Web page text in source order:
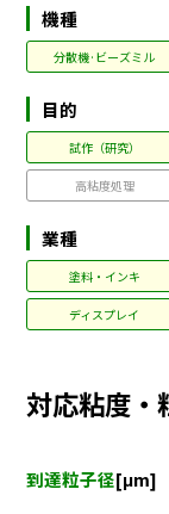
機種
分散機·ビーズミル
目的
試作（研究）
高粘度処理
業種
塗料・インキ
ディスプレイ
対応粘度・
到達粒子径[μm]